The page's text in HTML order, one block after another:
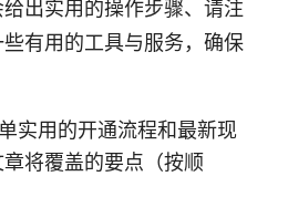
出实用的操作步骤、请注
有用的工具与服务，确保
实用的开通流程和最新现
将覆盖的要点（按顺